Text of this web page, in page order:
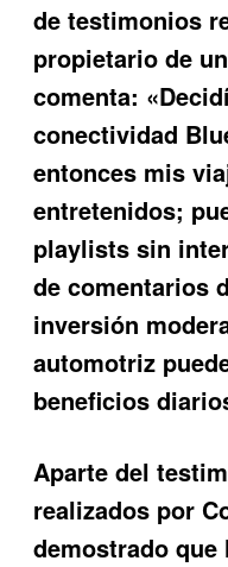
de testimonios
propietario de
comenta:
conectividad
entonces mis
entretenidos;
playlists sin
de comentarios
inversión
automotriz
beneficios
Aparte del
realizados por
demostrado